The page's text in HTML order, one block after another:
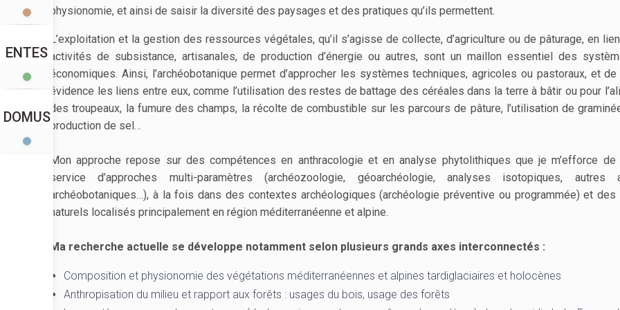
ENTES
DOMUS
physionomie, et ainsi de saisir la diversité des paysages et des pratiques qu’ils permettent.
L’exploitation et la gestion des ressources végétales, qu’il s’agisse de collecte, d’agriculture ou de pâturage, en
activités de subsistance, artisanales, de production d’énergie ou autres, sont un maillon essentiel des
économiques. Ainsi, l’archéobotanique permet d’approcher les systèmes techniques, agricoles ou pastoraux, et
évidence les liens entre eux, comme l’utilisation des restes de battage des céréales dans la terre à bâtir ou pour
des troupeaux, la fumure des champs, la récolte de combustible sur les parcours de pâture, l’utilisation de
production de sel…
Mon approche repose sur des compétences en anthracologie et en analyse phytolithiques que je m’efforce de
service d’approches multi-paramètres (archéozoologie, géoarchéologie, analyses isotopiques, autres
archéobotaniques…), à la fois dans des contextes archéologiques (archéologie préventive ou programmée) et
naturels localisés principalement en région méditerranéenne et alpine.
Ma recherche actuelle se développe notamment selon plusieurs grands axes interconnectés :
Composition et physionomie des végétations méditerranéennes et alpines tardiglaciaires et holocènes
Anthropisation du milieu et rapport aux forêts : usages du bois, usage des forêts